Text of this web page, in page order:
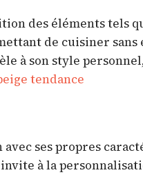
des éléments tels
de cuisiner sans
à son style
tendance
ses propres
à la